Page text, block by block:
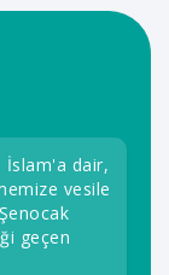
İslam'a dair,
vesile
geçen